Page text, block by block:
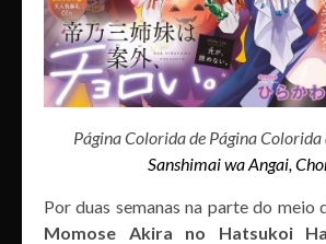
Página Colorida de Página Colorida
Sanshimai wa Angai,
Por duas semanas na parte do meio
Momose Akira no Hatsukoi